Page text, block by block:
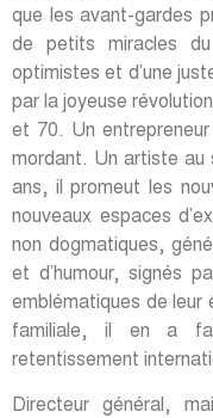
que les avant-gardes
de petits miracles
optimistes et d’une
par la joyeuse
et 70. Un
mordant. Un artiste au
ans, il promeut les
nouveaux espaces
non dogmatiques,
et d’humour, signés
emblématiques de leur
familiale, il en a
retentissement
Directeur général,